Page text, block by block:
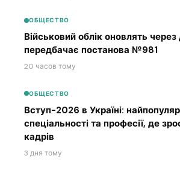
ОБЩЕСТВО
Військовий облік оновлять
передбачає постанова №981
20 часов тому
ОБЩЕСТВО
Вступ-2026 в Україні:
спеціальності та професії, де
кадрів
3 дня тому